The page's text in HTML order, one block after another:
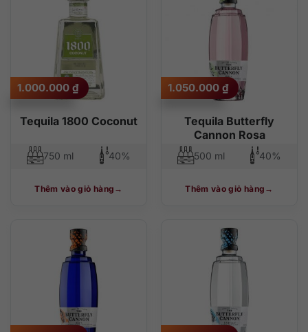
Tequila 1800 Coconut
1.000.000 ₫
750 ml 40%
Thêm vào giỏ hàng
Tequila Butterfly
Cannon Rosa
1.050.000 ₫
500 ml 40%
Thêm vào giỏ hàng